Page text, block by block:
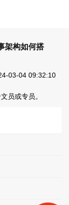
架构如何搭
03-04 09:32:10
员或专员。